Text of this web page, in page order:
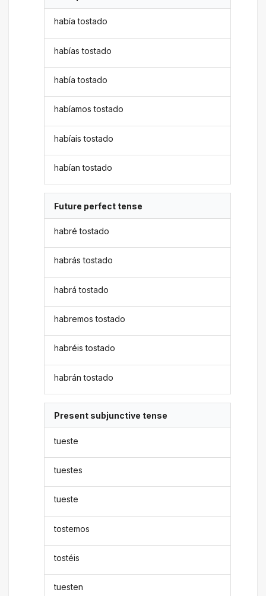
había tostado
habías tostado
había tostado
habíamos tostado
habíais tostado
habían tostado
Future perfect tense
habré tostado
habrás tostado
habrá tostado
habremos tostado
habréis tostado
habrán tostado
Present subjunctive tense
tueste
tuestes
tueste
tostemos
tostéis
tuesten